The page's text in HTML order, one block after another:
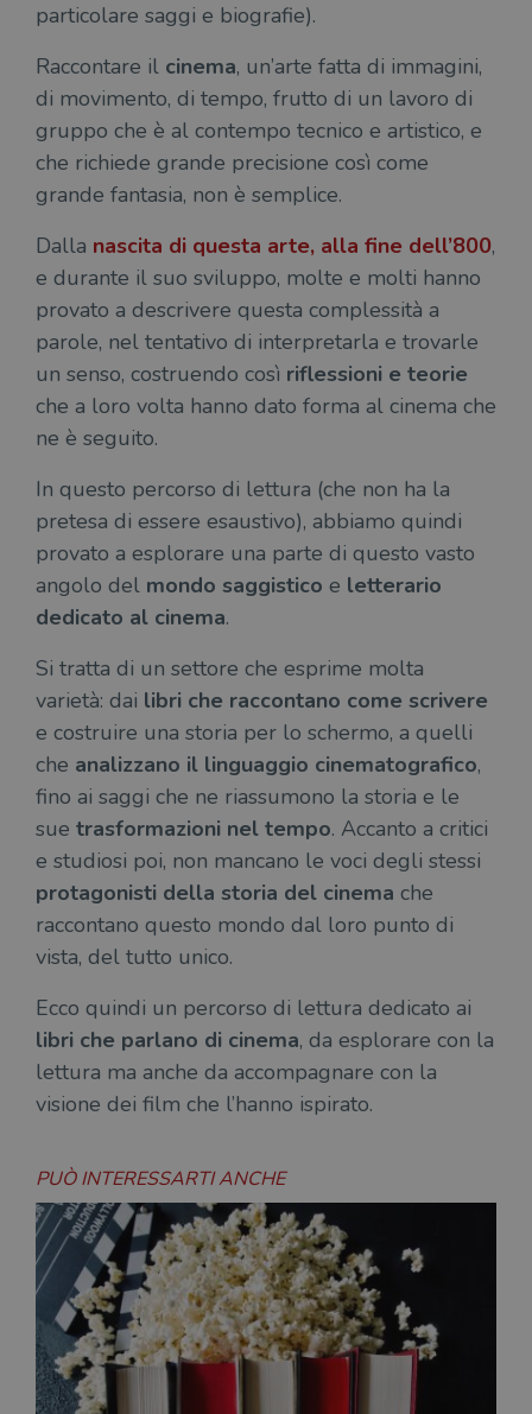
particolare saggi e biografie).
Raccontare il cinema, un’arte fatta di immagini,
di movimento, di tempo, frutto di un lavoro di
gruppo che è al contempo tecnico e artistico, e
che richiede grande precisione così come
grande fantasia, non è semplice.
Dalla nascita di questa arte, alla fine dell’800,
e durante il suo sviluppo, molte e molti hanno
provato a descrivere questa complessità a
parole, nel tentativo di interpretarla e trovarle
un senso, costruendo così riflessioni e teorie
che a loro volta hanno dato forma al cinema che
ne è seguito.
In questo percorso di lettura (che non ha la
pretesa di essere esaustivo), abbiamo quindi
provato a esplorare una parte di questo vasto
angolo del mondo saggistico e letterario
dedicato al cinema.
Si tratta di un settore che esprime molta
varietà: dai libri che raccontano come scrivere
e costruire una storia per lo schermo, a quelli
che analizzano il linguaggio cinematografico,
fino ai saggi che ne riassumono la storia e le
sue trasformazioni nel tempo. Accanto a critici
e studiosi poi, non mancano le voci degli stessi
protagonisti della storia del cinema che
raccontano questo mondo dal loro punto di
vista, del tutto unico.
Ecco quindi un percorso di lettura dedicato ai
libri che parlano di cinema, da esplorare con la
lettura ma anche da accompagnare con la
visione dei film che l’hanno ispirato.
PUÒ INTERESSARTI ANCHE